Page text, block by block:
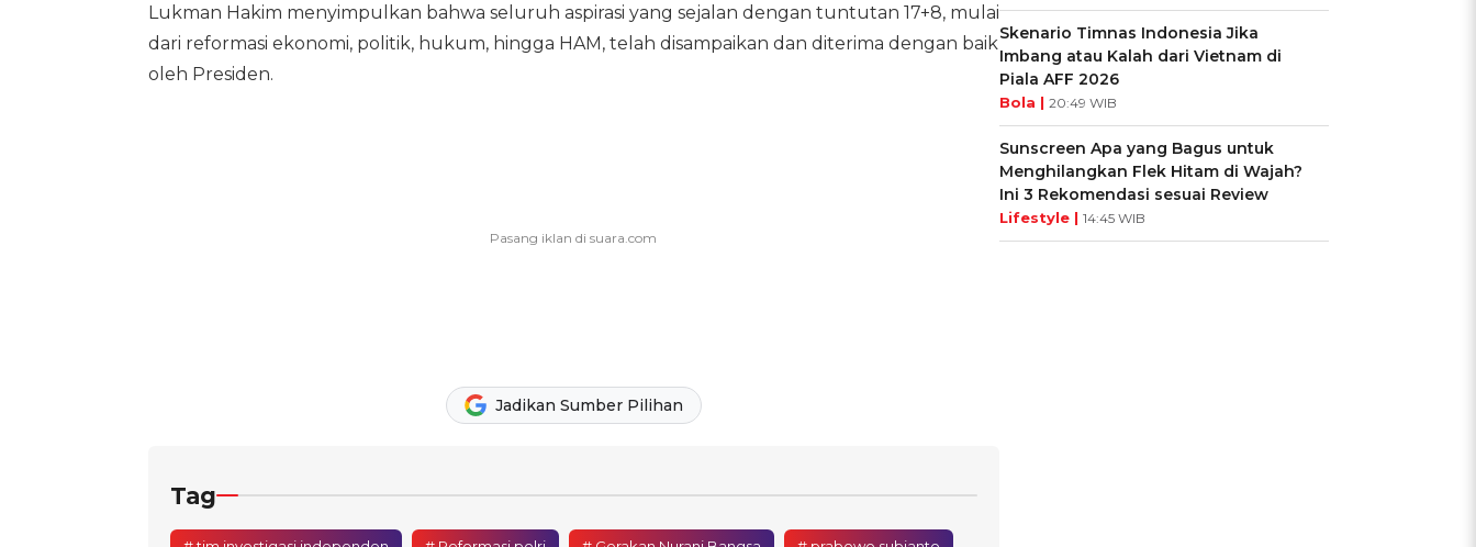
Lukman Hakim menyimpulkan bahwa seluruh aspirasi yang sejalan dengan tuntutan 17+8, mulai
dari reformasi ekonomi, politik, hukum, hingga HAM, telah disampaikan dan diterima dengan baik
oleh Presiden.
Jadikan Sumber Pilihan
Tag
Skenario Timnas Indonesia Jika
Imbang atau Kalah dari Vietnam di
Piala AFF 2026
Bola | 20:49 WIB
Sunscreen Apa yang Bagus untuk
Menghilangkan Flek Hitam di Wajah?
Ini 3 Rekomendasi sesuai Review
Lifestyle | 14:45 WIB